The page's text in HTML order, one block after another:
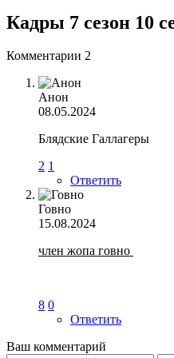
Кадры 7 сезон 10
Комментарии 2
Анон
08.05.2024
Блядские Галлагеры
2 1
Ответить
Говно
15.08.2024
член жопа говно
8 0
Ответить
Ваш комментарий